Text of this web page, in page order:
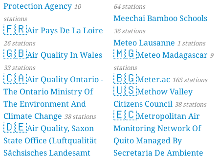
Protection Agency 10
stations
🇫🇷Air Pays De La Loire
26 stations
🇬🇧Air Quality In Wales
33 stations
🇨🇦Air Quality Ontario -
The Ontario Ministry Of
The Environment And
Climate Change 38 stations
🇩🇪Air Quality, Saxon
State Office (Luftqualität
Sächsisches Landesamt
64 stations
Meechai Bamboo Schools
36 stations
Meteo Lausanne 1 stations
🇲🇬Meteo Madagascar 9
stations
🇧🇬Meter.ac 165 stations
🇺🇸Methow Valley
Citizens Council 38 stations
🇪🇨Metropolitan Air
Monitoring Network Of
Quito Managed By
Secretaria De Ambiente